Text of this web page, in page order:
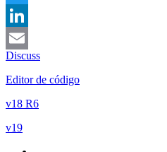
Twitter
LinkedIn
Email
Discuss
Editor de código
v18 R6
v19